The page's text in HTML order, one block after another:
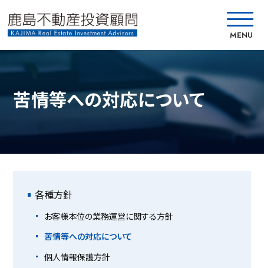
MENU
苦情等への対応について
各種方針
お客様本位の業務運営に関する方針
苦情等への対応について
個人情報保護方針